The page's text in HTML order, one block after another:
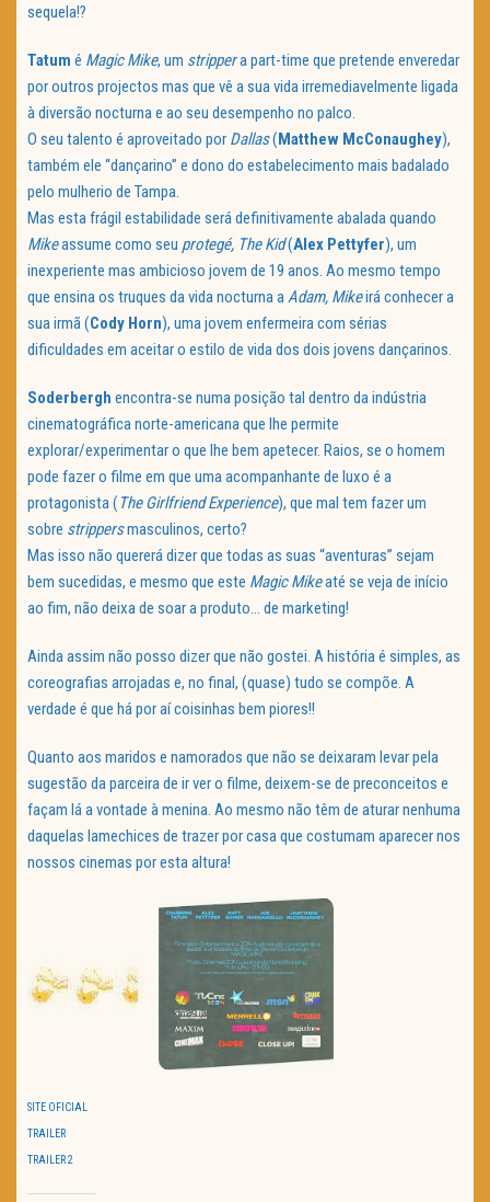
sequela!?
Tatum é Magic Mike, um strippera part-time que pretende enveredar
por outros projectos mas que vê a sua vida irremediavelmente ligada
à diversão nocturna e ao seu desempenho no palco.
O seu talento é aproveitado por Dallas(Matthew McConaughey),
também ele “dançarino” e dono do estabelecimento mais badalado
pelo mulherio de Tampa.
Mas esta frágil estabilidade será definitivamente abalada quando
Mikeassume como seu protegé, The Kid(Alex Pettyfer), um
inexperiente mas ambicioso jovem de 19 anos. Ao mesmo tempo
que ensina os truques da vida nocturna aAdam, Mikeirá conhecer a
sua irmã (Cody Horn), uma jovem enfermeira com sérias
dificuldades em aceitar o estilo de vida dos dois jovens dançarinos.
Soderbergh encontra-se numa posição tal dentro da indústria
cinematográfica norte-americana que lhe permite
explorar/experimentar o que lhe bem apetecer. Raios, se o homem
pode fazer o filme em que uma acompanhante de luxo é a
protagonista ( The Girlfriend Experience), que mal tem fazer um
sobre strippersmasculinos, certo?
Mas isso não quererá dizer que todas as suas “aventuras” sejam
bem sucedidas, e mesmo que este Magic Mikeaté se veja de início
ao fim, não deixa de soar a produto… de marketing!
Ainda assim não posso dizer que não gostei. A história é simples, as
coreografias arrojadas e, no final, (quase) tudo se compõe. A
verdade é que há por aí coisinhas bem piores!!
Quanto aos maridos e namorados que não se deixaram levar pela
sugestão da parceira de ir ver o filme, deixem-se de preconceitos e
façam lá a vontade à menina. Ao mesmo não têm de aturar nenhuma
daquelas lamechices de trazer por casa que costumam aparecer nos
nossos cinemas por esta altura!
SITE OFICIAL
TRAILER
TRAILER 2